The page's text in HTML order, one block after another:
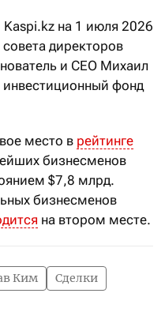
на 1 июля 2026
совета директоров
и CEO Михаил
фонд
место в рейтинге
бизнесменов
$7,8 млрд.
бизнесменов
на втором месте.
Ким
Сделки